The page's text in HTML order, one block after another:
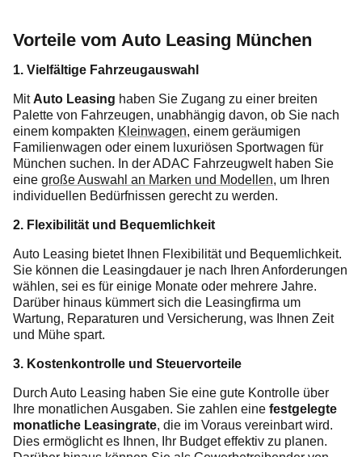
Vorteile vom Auto Leasing München
1. Vielfältige Fahrzeugauswahl
Mit Auto Leasing haben Sie Zugang zu einer breiten
Palette von Fahrzeugen, unabhängig davon, ob Sie nach
einem kompakten Kleinwagen, einem geräumigen
Familienwagen oder einem luxuriösen Sportwagen für
München suchen. In der ADAC Fahrzeugwelt haben Sie
eine große Auswahl an Marken und Modellen, um Ihren
individuellen Bedürfnissen gerecht zu werden.
2. Flexibilität und Bequemlichkeit
Auto Leasing bietet Ihnen Flexibilität und Bequemlichkeit.
Sie können die Leasingdauer je nach Ihren Anforderungen
wählen, sei es für einige Monate oder mehrere Jahre.
Darüber hinaus kümmert sich die Leasingfirma um
Wartung, Reparaturen und Versicherung, was Ihnen Zeit
und Mühe spart.
3. Kostenkontrolle und Steuervorteile
Durch Auto Leasing haben Sie eine gute Kontrolle über
Ihre monatlichen Ausgaben. Sie zahlen eine festgelegte
monatliche Leasingrate, die im Voraus vereinbart wird.
Dies ermöglicht es Ihnen, Ihr Budget effektiv zu planen.